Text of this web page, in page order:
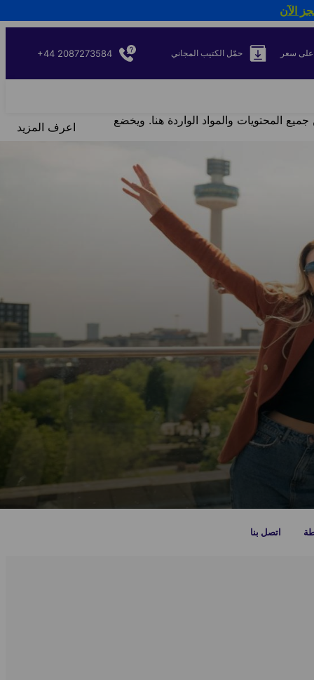
سعر حمّل الكتيب المجاني +44 2087273584
المحتويات والمواد الواردة هنا. ويخضع اعرف المزيد
الآن
اتصل بنا